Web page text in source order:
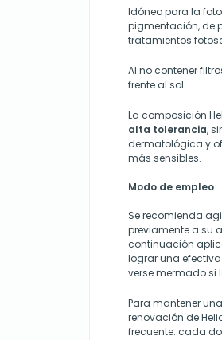
Idóneo para la
pigmentación, de
tratamientos
Al no contener
frente al sol.
La composición
alta tolerancia,
dermatológica y
más sensibles.
Modo de empleo
Se recomienda
previamente a su
continuación
lograr una
verse mermado
Para mantener
renovación de
frecuente: cada